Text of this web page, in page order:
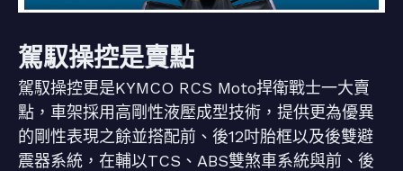
駕馭操控是賣點
駕馭操控更是KYMCO RCS Moto捍衛戰士一大賣
點，車架採用高剛性液壓成型技術，提供更為優異
的剛性表現之餘並搭配前、後12吋胎框以及後雙避
震器系統，在輔以TCS、ABS雙煞車系統與前、後